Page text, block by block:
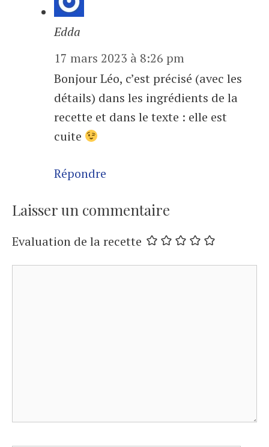
Edda
17 mars 2023 à 8:26 pm
Bonjour Léo, c’est précisé (avec les
détails) dans les ingrédients de la
recette et dans le texte : elle est
cuite
Répondre
Laisser un commentaire
Evaluation de la recette